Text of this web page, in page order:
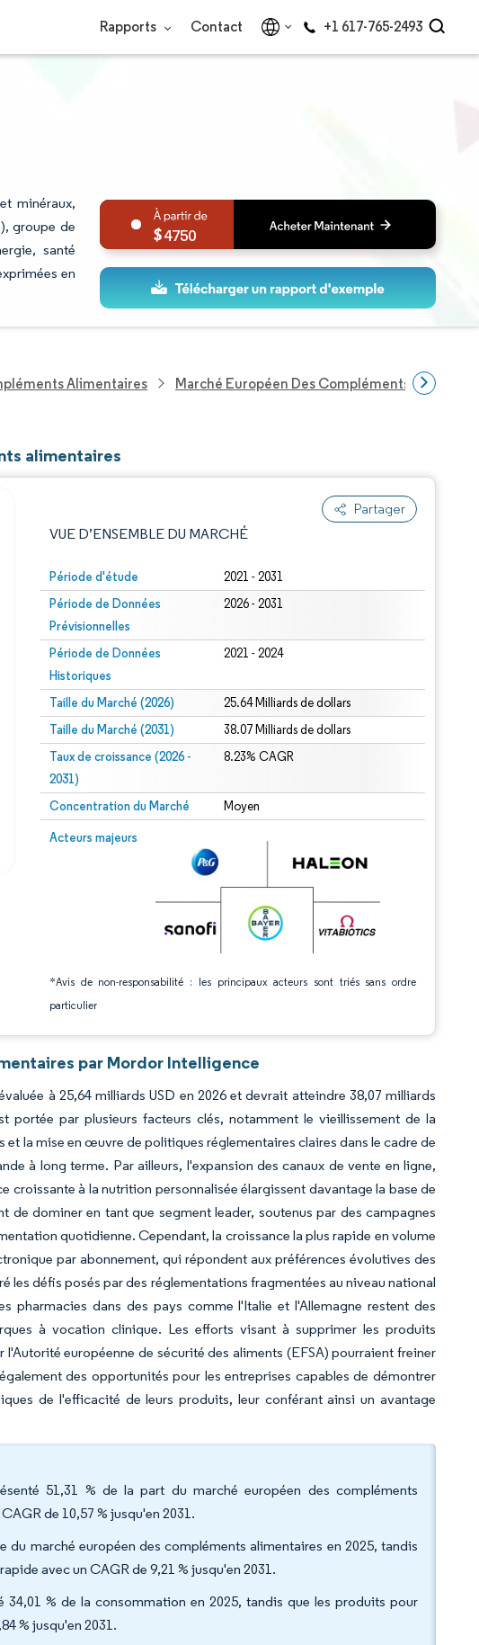
Rapports Contact +1 617-765-2493
minéraux,
groupe de
santé
en
4750
Alimentaires Marché Européen Des Compléments
alimentaires
Partager
VUE D’ENSEMBLE DU MARCHÉ
Période d'étude 2021 - 2031
Période de Données
Prévisionnelles
2026 - 2031
Période de Données
Historiques
2021 - 2024
Taille du Marché (2026) 25.64 Milliards de dollars
Taille du Marché (2031) 38.07 Milliards de dollars
Taux de croissance (2026 -
2031)
8.23% CAGR
Concentration du Marché Moyen
Acteurs majeurs
*Avis de non-responsabilité : les principaux acteurs sont triés sans ordre
particulier
Image © Mordor Intelligence. La réutilisation nécessite une attribution sous CC BY 4.0.
nécessite une attribution sous CC BY 4.0.
par Mordor Intelligence
à 25,64 milliards USD en 2026 et devrait atteindre 38,07 milliards
par plusieurs facteurs clés, notamment le vieillissement de la
la mise en œuvre de politiques réglementaires claires dans le cadre de
à long terme. Par ailleurs, l'expansion des canaux de vente en ligne,
à la nutrition personnalisée élargissent davantage la base de
dominer en tant que segment leader, soutenus par des campagnes
quotidienne. Cependant, la croissance la plus rapide en volume
par abonnement, qui répondent aux préférences évolutives des
défis posés par des réglementations fragmentées au niveau national
pharmacies dans des pays comme l'Italie et l'Allemagne restent des
à vocation clinique. Les efforts visant à supprimer les produits
européenne de sécurité des aliments (EFSA) pourraient freiner
des opportunités pour les entreprises capables de démontrer
de l'efficacité de leurs produits, leur conférant ainsi un avantage
51,31 % de la part du marché européen des compléments
de 10,57 % jusqu'en 2031.
marché européen des compléments alimentaires en 2025, tandis
avec un CAGR de 9,21 % jusqu'en 2031.
% de la consommation en 2025, tandis que les produits pour
% jusqu'en 2031.